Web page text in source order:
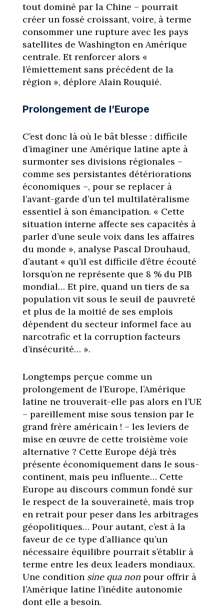
tout dominé par la Chine – pourrait
créer un fossé croissant, voire, à terme
consommer une rupture avec les pays
satellites de Washington en Amérique
centrale. Et renforcer alors «
l’émiettement sans précédent de la
région », déplore Alain Rouquié.
Prolongement de l’Europe
C’est donc là où le bât blesse : difficile
d’imaginer une Amérique latine apte à
surmonter ses divisions régionales –
comme ses persistantes détériorations
économiques –, pour se replacer à
l’avant-garde d’un tel multilatéralisme
essentiel à son émancipation. « Cette
situation interne affecte ses capacités à
parler d’une seule voix dans les affaires
du monde », analyse Pascal Drouhaud,
d’autant « qu’il est difficile d’être écouté
lorsqu’on ne représente que 8 % du PIB
mondial… Et pire, quand un tiers de sa
population vit sous le seuil de pauvreté
et plus de la moitié de ses emplois
dépendent du secteur informel face au
narcotrafic et la corruption facteurs
d’insécurité… ».
Longtemps perçue comme un
prolongement de l’Europe, l’Amérique
latine ne trouverait-elle pas alors en l’UE
– pareillement mise sous tension par le
grand frère américain ! – les leviers de
mise en œuvre de cette troisième voie
alternative ? Cette Europe déjà très
présente économiquement dans le sous-
continent, mais peu influente… Cette
Europe au discours commun fondé sur
le respect de la souveraineté, mais trop
en retrait pour peser dans les arbitrages
géopolitiques… Pour autant, c’est à la
faveur de ce type d’alliance qu’un
nécessaire équilibre pourrait s’établir à
terme entre les deux leaders mondiaux.
Une condition sine qua nonpour offrir à
l’Amérique latine l’inédite autonomie
dont elle a besoin.